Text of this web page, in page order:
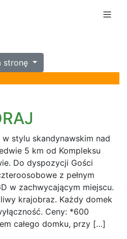
stronę
stylu skandynawskim nad
5 km od Kompleksu
Do dyspozycji Gości
z pełnym
w zachwycającym miejscu.
krajobraz. Każdy domek
Ceny: *600
całego domku, przy […]